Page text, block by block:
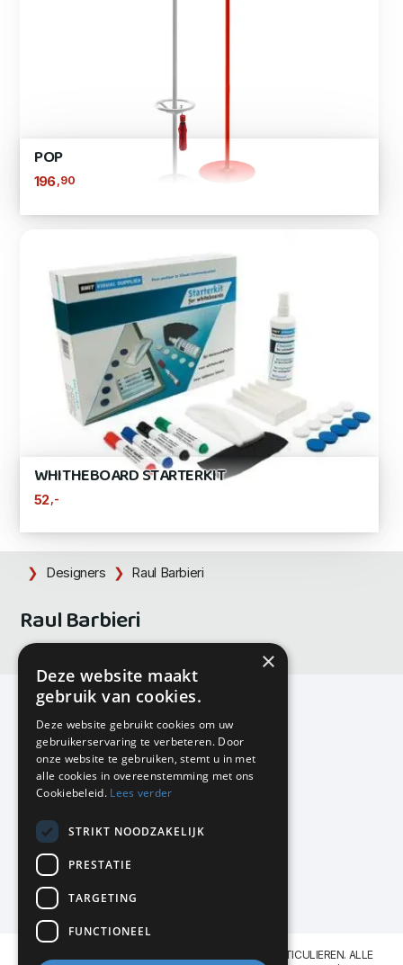
POP
196 ,90
WHITHEBOARD STARTERKIT
52 ,-
Designers Raul Barbieri
Raul Barbieri
KMP Kantoormeubilair
Airport Business Park
Frankfurtstraat 29-31
1175 RH Lijnden
020-617 01 26
info@kmpkantoormeubilair.nl
Facebook
Instagram
KMP Kantoormeubilair levert aan BEDRIJVEN en PARTICULIEREN. ALLE
×
Deze website maakt
gebruik van cookies.
Deze website gebruikt cookies om uw
gebruikerservaring te verbeteren. Door
onze website te gebruiken, stemt u in met
alle cookies in overeenstemming met ons
Cookiebeleid. Lees verder
STRIKT NOODZAKELIJK
PRESTATIE
TARGETING
FUNCTIONEEL